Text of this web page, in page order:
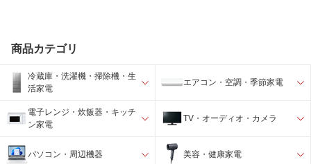
商品カテゴリ
冷蔵庫・洗濯機・掃除機・生
活家電
エアコン・空調・季節家電
電子レンジ・炊飯器・キッチ
ン家電
TV・オーディオ・カメラ
パソコン・周辺機器 美容・健康家電